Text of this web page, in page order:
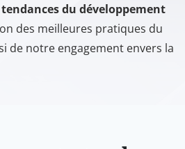
tendances du développement
des meilleures pratiques du
de notre engagement envers la